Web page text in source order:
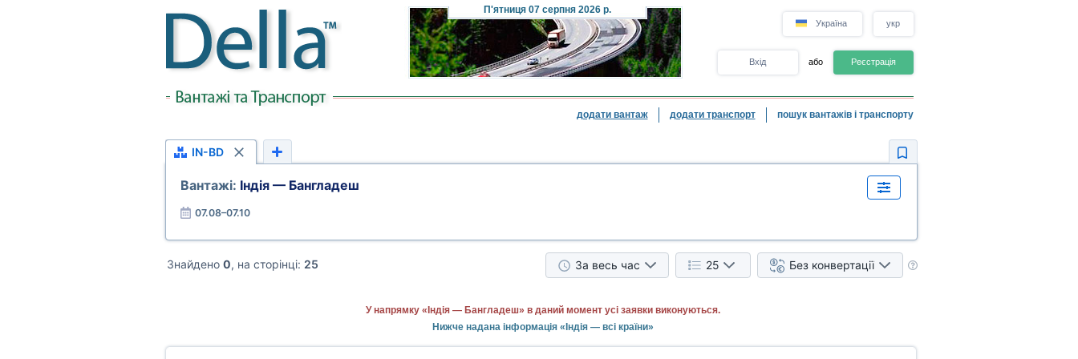
П'ятниця07 серпня 2026 р.
Україна укр
Вхід або Реєстрація
додати вантаж додати транспорт пошук вантажів і транспорту
IN-BD
Вантажі: Індія — Бангладеш
07.08–07.10
Знайдено 0, на сторінці: 25 За весь час 25 Без конвертації
У напрямку «Індія — Бангладеш» в даний момент усі заявки виконуються.
Нижче надана інформація «Індія — всі країни»